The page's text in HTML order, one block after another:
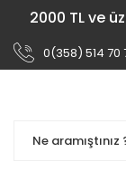
2000 TL ve
0(358) 514 70